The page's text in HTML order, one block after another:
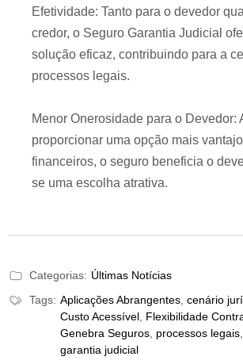
Efetividade: Tanto para o devedor
credor, o Seguro Garantia Judicial
solução eficaz, contribuindo para a
processos legais.
Menor Onerosidade para o Devedor:
proporcionar uma opção mais
financeiros, o seguro beneficia o
se uma escolha atrativa.
Categorias: Últimas Notícias
Tags: Aplicações Abrangentes cenário
Custo Acessível Flexibilidade
Genebra Seguros processos legais
garantia judicial